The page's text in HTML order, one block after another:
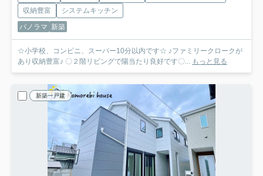
収納豊富
システムキッチン
パノラマ 新築
☆小学校、コンビニ、スーパー10分以内です☆ ♪ファミリークロークが
あり収納豊富♪ 〇２階リビングで陽当たり良好です〇... もっと見る
新築一戸建